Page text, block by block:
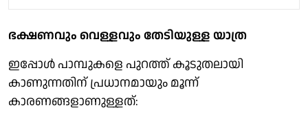
ഭക്ഷണവും വെള്ളവും തേടിയുള്ള യാത്ര
ഇപ്പോൾ പാമ്പുകളെ പുറത്ത് കൂടുതലായി
കാണുന്നതിന് പ്രധാനമായും മൂന്ന്
കാരണങ്ങളാണുള്ളത്: